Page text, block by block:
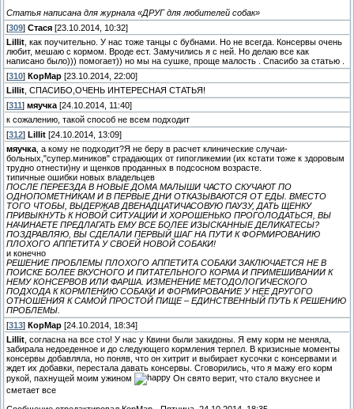
Статья написана для журнала «ДРУГ для любителей собак»
[309] Стася [23.10.2014, 10:32]
Lillit , как поучительно. У нас тоже танцы с бубнами. Но не всегда. Консервы очень
любит, мешаю с кормом. Вроде ест. Замучились я с ней. Но делаю все как
написано было))) помогает)) но мы на сушке, проще малость . Спасибо за статью .
[310] КорМар [23.10.2014, 22:00]
Lillit , СПАСИБО,ОЧЕНЬ ИНТЕРЕСНАЯ СТАТЬЯ!
[311 ] мяучка [24.10.2014, 11:40]
к сожалению, такой способ не всем подходит
[312] Lillit [24.10.2014, 13:09]
мяучка , а кому не подходит?Я не беру в расчет клинические случаи-
больных,"супер.миников" страдающих от гипогликемии (их кстати тоже к здоровым
трудно отнести)ну и щенков проданных в подсосном возрасте.
типичные ошибки новых владельцев
ПОСЛЕ ПЕРЕЕЗДА В НОВЫЕ ДОМА МАЛЫШИ ЧАСТО СКУЧАЮТ ПО
ОДНОПОМЕТНИКАМ И В ПЕРВЫЕ ДНИ ОТКАЗЫВАЮТСЯ ОТ ЕДЫ. ВМЕСТО
ТОГО ЧТОБЫ, ВЫДЕРЖАВ ДВЕНАДЦАТИЧАСОВУЮ ПАУЗУ, ДАТЬ ЩЕНКУ
ПРИВЫКНУТЬ К НОВОЙ СИТУАЦИИ И ХОРОШЕНЬКО ПРОГОЛОДАТЬСЯ, ВЫ
НАЧИНАЕТЕ ПРЕДЛАГАТЬ ЕМУ ВСЕ БОЛЕЕ ИЗЫСКАННЫЕ ДЕЛИКАТЕСЫ?
ПОЗДРАВЛЯЮ, ВЫ СДЕЛАЛИ ПЕРВЫЙ ШАГ НА ПУТИ К ФОРМИРОВАНИЮ
ПЛОХОГО АППЕТИТА У СВОЕЙ НОВОЙ СОБАКИ!
и конечно
РЕШЕНИЕ ПРОБЛЕМЫ ПЛОХОГО АППЕТИТА СОБАКИ ЗАКЛЮЧАЕТСЯ НЕ В
ПОИСКЕ БОЛЕЕ ВКУСНОГО И ПИТАТЕЛЬНОГО КОРМА И ПРИМЕШИВАНИИ К
НЕМУ КОНСЕРВОВ ИЛИ ФАРША. ИЗМЕНЕНИЕ МЕТОДОЛОГИЧЕСКОГО
ПОДХОДА К КОРМЛЕНИЮ СОБАКИ И ФОРМИРОВАНИЕ У НЕЕ ДРУГОГО
ОТНОШЕНИЯ К САМОЙ ПРОСТОЙ ПИЩЕ – ЕДИНСТВЕННЫЙ ПУТЬ К РЕШЕНИЮ
ПРОБЛЕМЫ.
[313] КорМар [24.10.2014, 18:34]
Lillit , согласна на все сто! У нас у Квини были закидоны. Я ему корм не меняла,
забирала недоеденное и до следующего кормления терпел. В кризисные моменты
консервы добавляла, но поняв, что он хитрит и выбирает кусочки с консервами и
ждет их добавки, перестала давать консервы. Сговорились, что я мажу его корм
рукой, пахнущей моим ужином
Он свято верит, что стало вкуснее и
сметает все